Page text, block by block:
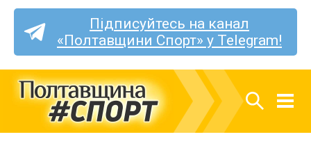
Підписуйтесь на канал
«Полтавщини Спорт» у Telegram!